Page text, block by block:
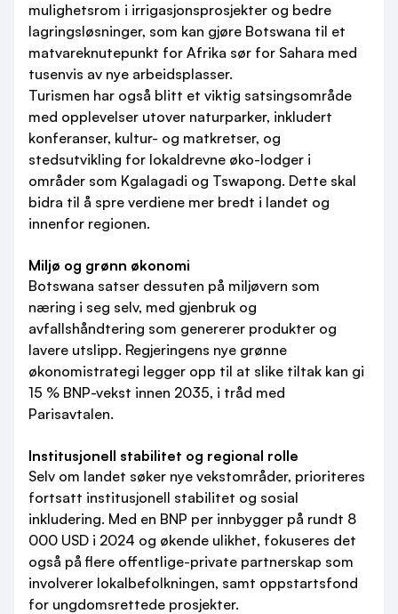
mulighetsrom i irrigasjonsprosjekter og bedre
lagringsløsninger, som kan gjøre Botswana til et
matvareknutepunkt for Afrika sør for Sahara med
tusenvis av nye arbeidsplasser.
Turismen har også blitt et viktig satsingsområde
med opplevelser utover naturparker, inkludert
konferanser, kultur- og matkretser, og
stedsutvikling for lokaldrevne øko-lodger i
områder som Kgalagadi og Tswapong. Dette skal
bidra til å spre verdiene mer bredt i landet og
innenfor regionen.
Miljø og grønn økonomi
Botswana satser dessuten på miljøvern som
næring i seg selv, med gjenbruk og
avfallshåndtering som genererer produkter og
lavere utslipp. Regjeringens nye grønne
økonomistrategi legger opp til at slike tiltak kan gi
15 % BNP-vekst innen 2035, i tråd med
Parisavtalen.
Institusjonell stabilitet og regional rolle
Selv om landet søker nye vekstområder, prioriteres
fortsatt institusjonell stabilitet og sosial
inkludering. Med en BNP per innbygger på rundt 8
000 USD i 2024 og økende ulikhet, fokuseres det
også på flere offentlige-private partnerskap som
involverer lokalbefolkningen, samt oppstartsfond
for ungdomsrettede prosjekter.